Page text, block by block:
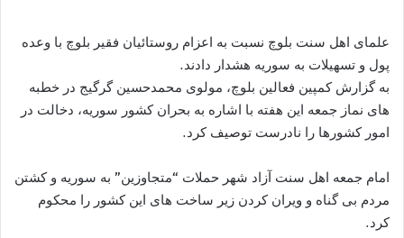
علمای اهل سنت بلوچ نسبت به اعزام روستائیان فقیر بلوچ با وعده
پول و تسهیلات به سوریه هشدار دادند.
به گزارش کمپین فعالین بلوچ، مولوی محمدحسین گرگیج در خطبه
های نماز جمعه این هفته با اشاره به بحران کشور سوریه، دخالت در
امور کشورها را نادرست توصیف کرد.
امام جمعه اهل سنت آزاد شهر حملات “متجاوزین” به سوریه و کشتن
مردم بی گناه و ویران کردن زیر ساخت های این کشور را محکوم
کرد.